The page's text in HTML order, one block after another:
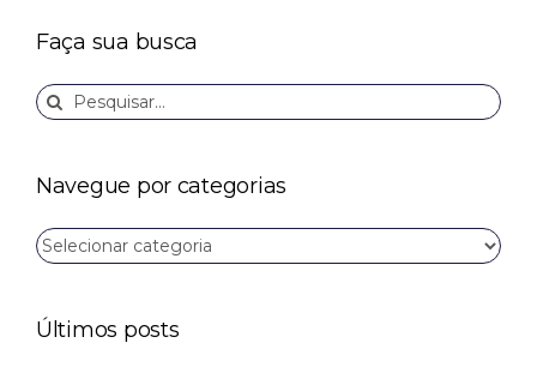
Faça sua busca
Buscar
resultados
Navegue por categorias
Navegue
por
Últimos posts